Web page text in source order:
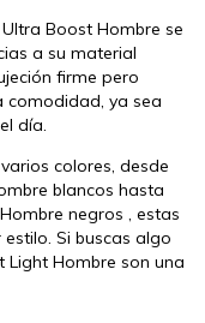
Boost Hombre se
a su material
firme pero
comodidad, ya sea
día.
colores, desde
blancos hasta
negros , estas
Si buscas algo
Hombre son una